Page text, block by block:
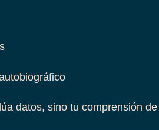
datos, sino tu comprensión